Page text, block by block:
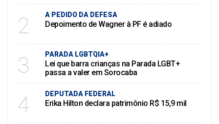
2 A PEDIDO DA DEFESA
Depoimento de Wagner à PF é adiado
3 PARADA LGBTQIA+
Lei que barra crianças na Parada LGBT+
passa a valer em Sorocaba
4 DEPUTADA FEDERAL
Erika Hilton declara patrimônio R$ 15,9 mil